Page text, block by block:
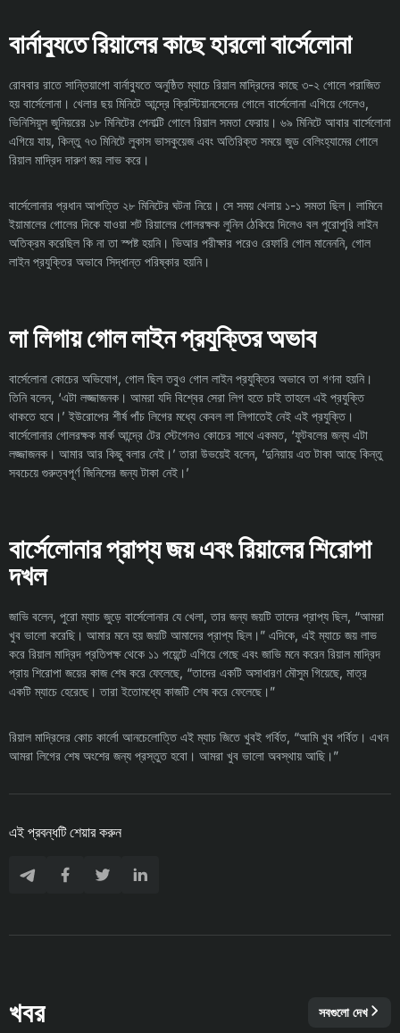
বার্নাব্যুতে রিয়ালের কাছে হারলো বার্সেলোনা
রোববার রাতে সান্তিয়াগো বার্নাব্যুতে অনুষ্ঠিত ম্যাচে রিয়াল মাদ্রিদের কাছে ৩-২ গোলে পরাজিত
হয় বার্সেলোনা। খেলার ছয় মিনিটে আন্দ্রে ক্রিস্টিয়ানসেনের গোলে বার্সেলোনা এগিয়ে গেলেও,
ভিনিসিয়ুস জুনিয়রের ১৮ মিনিটের পেনাল্টি গোলে রিয়াল সমতা ফেরায়। ৬৯ মিনিটে আবার বার্সেলোনা
এগিয়ে যায়, কিন্তু ৭৩ মিনিটে লুকাস ভাসকুয়েজ এবং অতিরিক্ত সময়ে জুড বেলিংহ্যামের গোলে
রিয়াল মাদ্রিদ দারুণ জয় লাভ করে।
বার্সেলোনার প্রধান আপত্তি ২৮ মিনিটের ঘটনা নিয়ে। সে সময় খেলায় ১-১ সমতা ছিল। লামিনে
ইয়ামালের গোলের দিকে যাওয়া শট রিয়ালের গোলরক্ষক লুনিন ঠেকিয়ে দিলেও বল পুরোপুরি লাইন
অতিক্রম করেছিল কি না তা স্পষ্ট হয়নি। ভিআর পরীক্ষার পরেও রেফারি গোল মানেননি, গোল
লাইন প্রযুক্তির অভাবে সিদ্ধান্ত পরিষ্কার হয়নি।
লা লিগায় গোল লাইন প্রযুক্তির অভাব
বার্সেলোনা কোচের অভিযোগ, গোল ছিল তবুও গোল লাইন প্রযুক্তির অভাবে তা গণনা হয়নি।
তিনি বলেন, ‘এটা লজ্জাজনক। আমরা যদি বিশ্বের সেরা লিগ হতে চাই তাহলে এই প্রযুক্তি
থাকতে হবে।’ ইউরোপের শীর্ষ পাঁচ লিগের মধ্যে কেবল লা লিগাতেই নেই এই প্রযুক্তি।
বার্সেলোনার গোলরক্ষক মার্ক আন্দ্রে টের স্টেগেনও কোচের সাথে একমত, ‘ফুটবলের জন্য এটা
লজ্জাজনক। আমার আর কিছু বলার নেই।’ তারা উভয়েই বলেন, ‘দুনিয়ায় এত টাকা আছে কিন্তু
সবচেয়ে গুরুত্বপূর্ণ জিনিসের জন্য টাকা নেই।’
বার্সেলোনার প্রাপ্য জয় এবং রিয়ালের শিরোপা
দখল
জাভি বলেন, পুরো ম্যাচ জুড়ে বার্সেলোনার যে খেলা, তার জন্য জয়টি তাদের প্রাপ্য ছিল, “আমরা
খুব ভালো করেছি। আমার মনে হয় জয়টি আমাদের প্রাপ্য ছিল।” এদিকে, এই ম্যাচে জয় লাভ
করে রিয়াল মাদ্রিদ প্রতিপক্ষ থেকে ১১ পয়েন্টে এগিয়ে গেছে এবং জাভি মনে করেন রিয়াল মাদ্রিদ
প্রায় শিরোপা জয়ের কাজ শেষ করে ফেলেছে, “তাদের একটি অসাধারণ মৌসুম গিয়েছে, মাত্র
একটি ম্যাচে হেরেছে। তারা ইতোমধ্যে কাজটি শেষ করে ফেলেছে।”
রিয়াল মাদ্রিদের কোচ কার্লো আনচেলোত্তি এই ম্যাচ জিতে খুবই গর্বিত, “আমি খুব গর্বিত। এখন
আমরা লিগের শেষ অংশের জন্য প্রস্তুত হবো। আমরা খুব ভালো অবস্থায় আছি।”
এই প্রবন্ধটি শেয়ার করুন
খবর সবগুলো দেখ